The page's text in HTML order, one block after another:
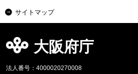
サイトマップ
大阪府庁
法人番号：4000020270008